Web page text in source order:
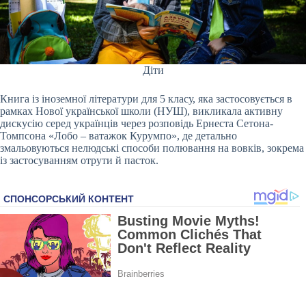
Діти
Книга із іноземної літератури для 5 класу, яка застосовується в
рамках Нової української школи (НУШ), викликала активну
дискусію серед українців через розповідь Ернеста Сетона-
Томпсона «Лобо – ватажок Курумпо», де детально
змальовуються нелюдські способи полювання на вовків, зокрема
із застосуванням отрути й пасток.